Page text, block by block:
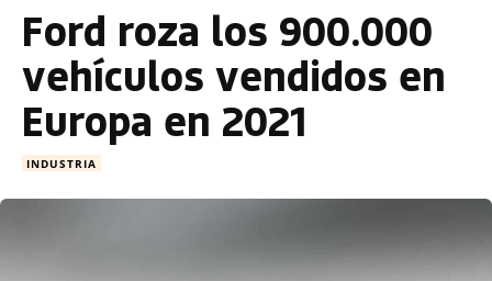
Ford roza los 900.000
vehículos vendidos en
Europa en 2021
INDUSTRIA